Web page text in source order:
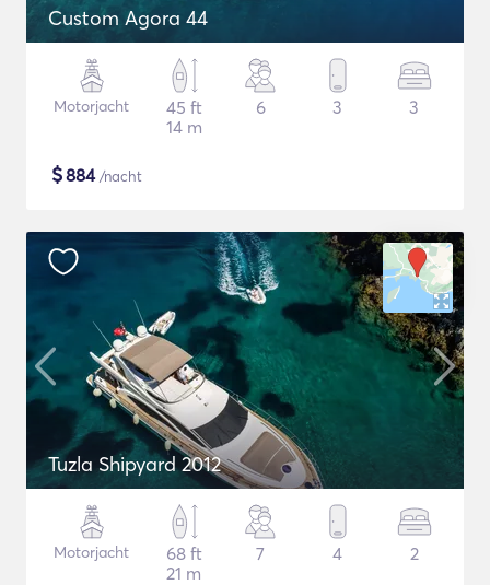
Custom Agora 44
Motorjacht
45 ft
14 m
6 3 3
$884/nacht
Tuzla Shipyard 2012
Motorjacht
68 ft
21 m
7 4 2